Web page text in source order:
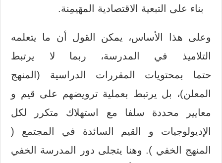
بناء على التبعية الاقتصادية المهَيمِنة.
وعلى هذا الأساس، يمكن القول أن ما يتعلمه
التلاميذ في المدرسة، ربما لا يرتبط
حتما بمحتويات المقررات الدراسية (المنهج
المعلن)، بل يرتبط بعملية ترويضهم على قيم و
معايير محددة سلفا مع استهلاك متكرر لكل
الإديولوجيات و القيم السائدة في المجتمع (
المنهج الخفي ). وهنا يتجلى دور المدرسة الخفي